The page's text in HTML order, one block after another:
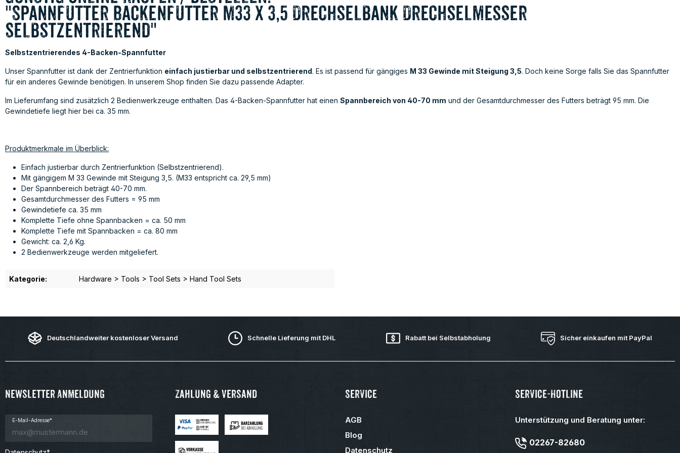
"Spannfutter Backenfutter M33 x 3,5 Drechselbank Drechselmesser
selbstzentrierend"
Selbstzentrierendes 4-Backen-Spannfutter
Unser Spannfutter ist dank der Zentrierfunktion einfach justierbar und selbstzentrierend. Es ist passend für gängiges M 33 Gewinde mit Steigung 3,5. Doch keine Sorge falls Sie das Spannfutter
für ein anderes Gewinde benötigen. In unserem Shop finden Sie dazu passende Adapter.
Im Lieferumfang sind zusätzlich 2 Bedienwerkzeuge enthalten. Das 4-Backen-Spannfutter hat einen Spannbereich von 40-70 mm und der Gesamtdurchmesser des Futters beträgt 95 mm. Die
Gewindetiefe liegt hier bei ca. 35 mm.
Produktmerkmale im Überblick:
Einfach justierbar durch Zentrierfunktion (Selbstzentrierend).
Mit gängigem M 33 Gewinde mit Steigung 3,5. (M33 entspricht ca. 29,5 mm)
Der Spannbereich beträgt 40-70 mm.
Gesamtdurchmesser des Futters = 95 mm
Gewindetiefe ca. 35 mm
Komplette Tiefe ohne Spannbacken = ca. 50 mm
Komplette Tiefe mit Spannbacken = ca. 80 mm
Gewicht: ca. 2,6 Kg.
2 Bedienwerkzeuge werden mitgeliefert.
Kategorie: Hardware > Tools > Tool Sets > Hand Tool Sets
Deutschlandweiter kostenloser Versand Schnelle Lieferung mit DHL Rabatt bei Selbstabholung Sicher einkaufen mit PayPal
Newsletter Anmeldung
E-Mail-Adresse*
Zahlung & Versand Service
AGB
Blog
Datenschutz
Service-Hotline
Unterstützung und Beratung unter:
02267-82680